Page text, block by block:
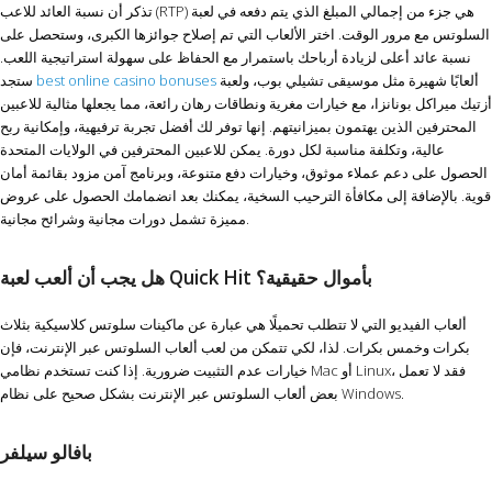
تذكر أن نسبة العائد للاعب (RTP) هي جزء من إجمالي المبلغ الذي يتم دفعه في لعبة
السلوتس مع مرور الوقت. اختر الألعاب التي تم إصلاح جوائزها الكبرى، وستحصل على
نسبة عائد أعلى لزيادة أرباحك باستمرار مع الحفاظ على سهولة استراتيجية اللعب.
best online casino bonuses
أزتيك ميراكل بونانزا، مع خيارات مغرية ونطاقات رهان رائعة، مما يجعلها مثالية للاعبين
المحترفين الذين يهتمون بميزانيتهم. إنها توفر لك أفضل تجربة ترفيهية، وإمكانية ربح
عالية، وتكلفة مناسبة لكل دورة. يمكن للاعبين المحترفين في الولايات المتحدة
الحصول على دعم عملاء موثوق، وخيارات دفع متنوعة، وبرنامج آمن مزود بقائمة أمان
قوية. بالإضافة إلى مكافأة الترحيب السخية، يمكنك بعد انضمامك الحصول على عروض
مميزة تشمل دورات مجانية وشرائح مجانية.
هل يجب أن ألعب لعبة Quick Hit بأموال حقيقية؟
ألعاب الفيديو التي لا تتطلب تحميلًا هي عبارة عن ماكينات سلوتس كلاسيكية بثلاث
بكرات وخمس بكرات. لذا، لكي تتمكن من لعب ألعاب السلوتس عبر الإنترنت، فإن
خيارات عدم التثبيت ضرورية. إذا كنت تستخدم نظامي Mac أو Linux، فقد لا تعمل
بعض ألعاب السلوتس عبر الإنترنت بشكل صحيح على نظام Windows.
بافالو سيلفر